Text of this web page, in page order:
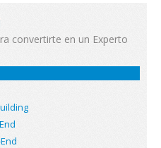
convertirte en un Experto